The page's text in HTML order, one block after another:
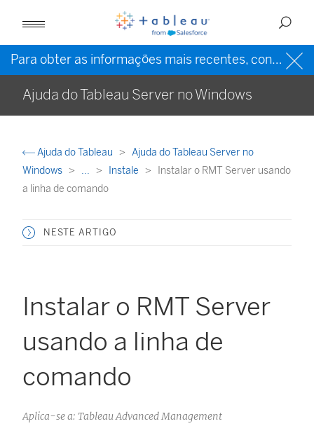
Para obter as informações mais recentes, consulte a
Ajuda do Tableau Server no Windows
Ajuda do Tableau
Ajuda do Tableau Server no
Windows
... Instale
Instalar o RMT Server usando
a linha de comando
NESTE ARTIGO
Instalar o RMT Server
usando a linha de
comando
Aplica-se a: Tableau Advanced Management